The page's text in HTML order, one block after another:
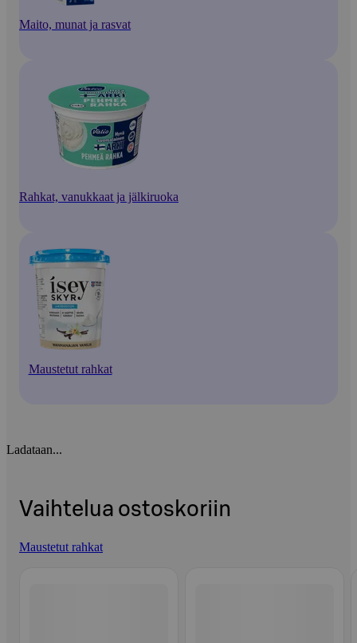
Maito, munat ja rasvat
Rahkat, vanukkaat ja jälkiruoka
Maustetut rahkat
Ladataan...
Vaihtelua ostoskoriin
Maustetut rahkat